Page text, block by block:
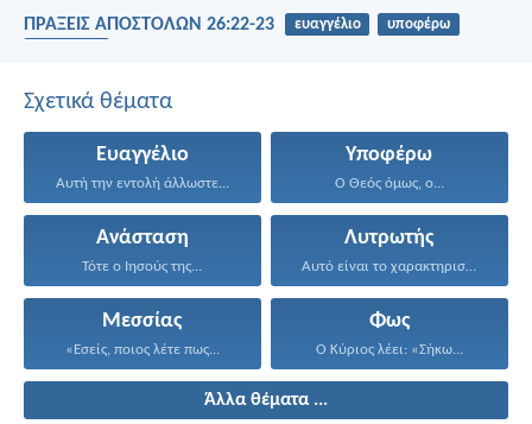
ΠΡΑΞΕΙΣ ΑΠΟΣΤΟΛΩΝ 26:22-23 ευαγγέλιο
υποφέρω
Σχετικά θέματα
Ευαγγέλιο
Αυτή την εντολή άλλωστε...
Υποφέρω
Ο Θεός όμως, ο...
Ανάσταση
Τότε ο Ιησούς της...
Λυτρωτής
Αυτό είναι το χαρακτηριστικό...
Μεσσίας
«Εσείς, ποιος λέτε πως...
Φως
Ο Κύριος λέει: «Σήκω...
Άλλα θέματα ...